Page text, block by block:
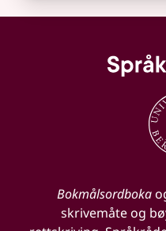
Bokmålsordboka
skrivemåte og